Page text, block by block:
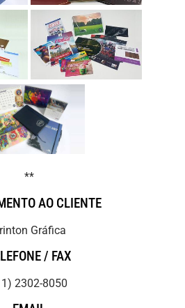
**
AO CLIENTE
Gráfica
/ FAX
2302-8050